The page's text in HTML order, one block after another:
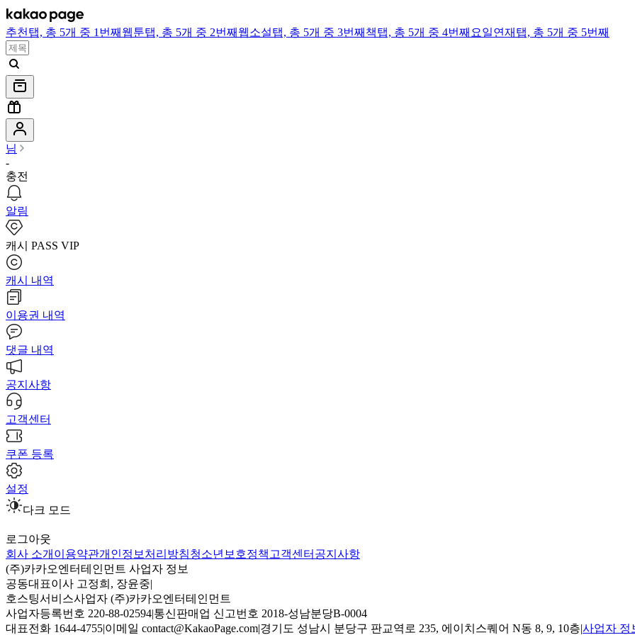
추천 탭, 총 5개 중 1번째 웹툰탭, 총 5개 중 2번째 웹소설탭, 총 5개 중 3번째 책탭, 총 5개 중 4번째 요일연재 탭, 총 5개 중 5번째
님
-
충전
알림
캐시 PASS VIP
캐시 내역
이용권 내역
댓글 내역
공지사항
고객센터
쿠폰 등록
설정
다크 모드
로그아웃
회사 소개 이용약관개인정보처리방침청소년보호정책 고객센터 공지사항
(주)카카오엔터테인먼트 사업자 정보
공동대표이사 고정희, 장윤중|
호스팅서비스사업자 (주)카카오엔터테인먼트
사업자등록번호 220-88-02594|통신판매업 신고번호 2018-성남분당B-0004
대표전화 1644-4755|이메일 contact@KakaoPage.com|경기도 성남시 분당구 판교역로 235, 에이치스퀘어 N동 8, 9, 10층|사업자 정